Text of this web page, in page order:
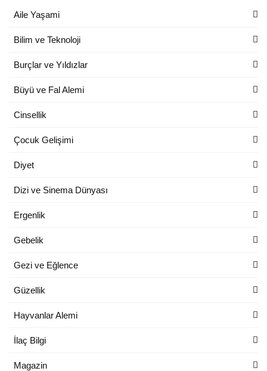
Aile Yaşami
Bilim ve Teknoloji
Burçlar ve Yıldızlar
Büyü ve Fal Alemi
Cinsellik
Çocuk Gelişimi
Diyet
Dizi ve Sinema Dünyası
Ergenlik
Gebelik
Gezi ve Eğlence
Güzellik
Hayvanlar Alemi
İlaç Bilgi
Magazin